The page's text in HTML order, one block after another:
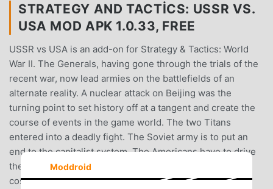
STRATEGY AND TACTICS: USSR VS.
USA MOD APK 1.0.33, FREE
USSR vs USA is an add-on for Strategy & Tactics: World
War II. The Generals, having gone through the trials of the
recent war, now lead armies on the battlefields of an
alternate reality. A nuclear attack on Beijing was the
turning point to set history off at a tangent and create the
course of events in the game world. The two Titans
entered into a deadly fight. The Soviet army is to put an
end to the capitalist system. The Americans have to drive
the enemy out and uphold the democratic ideals at all
costs.Battles of the new game take place in Alaska,
Moddroid